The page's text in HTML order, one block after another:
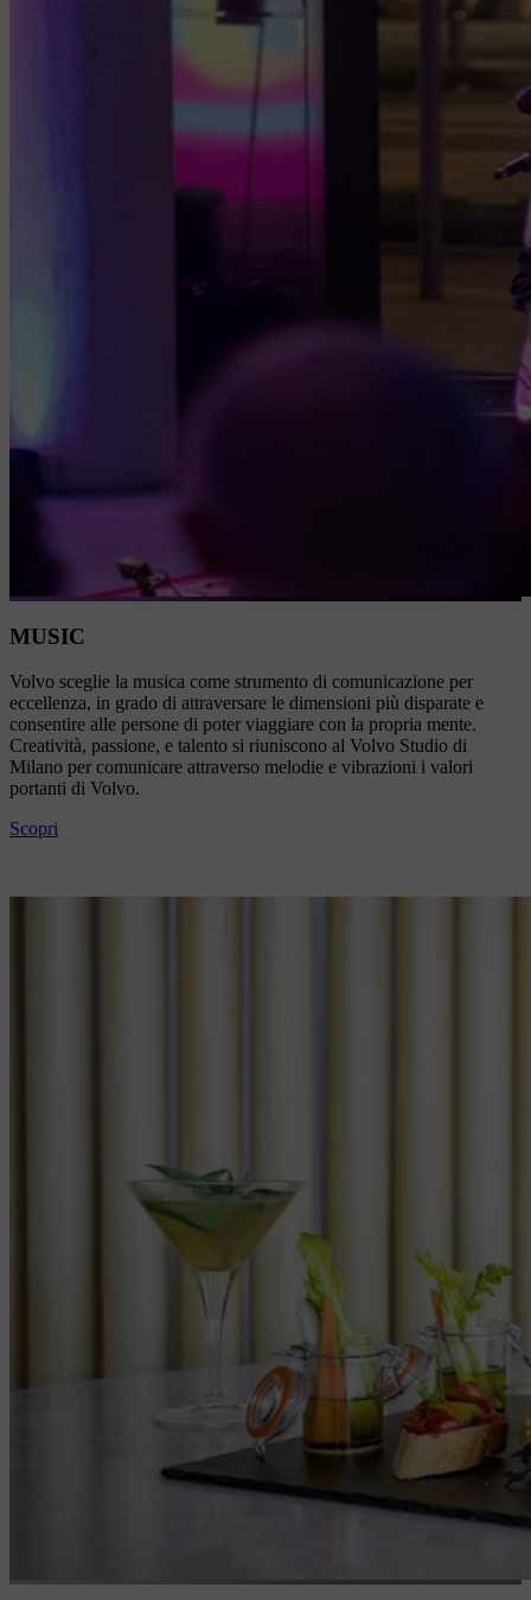
MUSIC
Volvo sceglie la musica come strumento di comunicazione per
eccellenza, in grado di attraversare le dimensioni più disparate e
consentire alle persone di poter viaggiare con la propria mente.
Creatività, passione, e talento si riuniscono al Volvo Studio di
Milano per comunicare attraverso melodie e vibrazioni i valori
portanti di Volvo.
Scopri